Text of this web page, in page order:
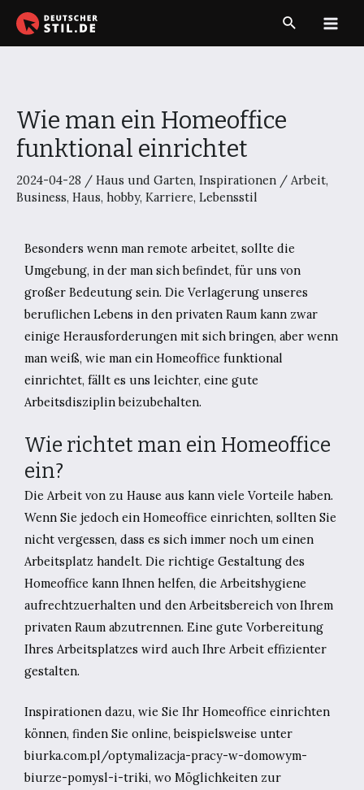
Zum
Inhalt
Suche
Wie man ein Homeoffice
funktional einrichtet
2024-04-28 / Haus und Garten, Inspirationen / Arbeit,
Business, Haus, hobby, Karriere, Lebensstil
Besonders wenn man remote arbeitet, sollte die
Umgebung, in der man sich befindet, für uns von
großer Bedeutung sein. Die Verlagerung unseres
beruflichen Lebens in den privaten Raum kann zwar
einige Herausforderungen mit sich bringen, aber wenn
man weiß, wie man ein Homeoffice funktional
einrichtet, fällt es uns leichter, eine gute
Arbeitsdisziplin beizubehalten.
Wie richtet man ein Homeoffice
ein?
Die Arbeit von zu Hause aus kann viele Vorteile haben.
Wenn Sie jedoch ein Homeoffice einrichten, sollten Sie
nicht vergessen, dass es sich immer noch um einen
Arbeitsplatz handelt. Die richtige Gestaltung des
Homeoffice kann Ihnen helfen, die Arbeitshygiene
aufrechtzuerhalten und den Arbeitsbereich von Ihrem
privaten Raum abzutrennen. Eine gute Vorbereitung
Ihres Arbeitsplatzes wird auch Ihre Arbeit effizienter
gestalten.
Inspirationen dazu, wie Sie Ihr Homeoffice einrichten
können, finden Sie online, beispielsweise unter
biurka.com.pl/optymalizacja-pracy-w-domowym-
biurze-pomysl-i-triki, wo Möglichkeiten zur